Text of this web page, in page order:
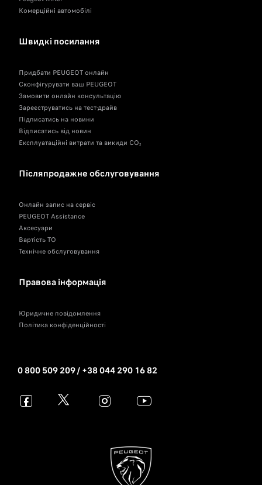
Комерційні автомобілі
Швидкі посилання
Придбати PEUGEOT онлайн
Сконфігурувати ваш PEUGEOT
Замовити онлайн консультацію
Зареєструватись на тест-драйв
Підписатись на новини
Відписатись від новин
Експлуатаційні витрати та викиди CO₂
Післяпродажне обслуговування
Онлайн запис на сервіс
PEUGEOT Assistance
Аксесуари
Вартість ТО
Технічне обслуговування
Правова інформація
Юридичне повідомлення
Політика конфіденційності
0 800 509 209 / +38 044 290 16 82